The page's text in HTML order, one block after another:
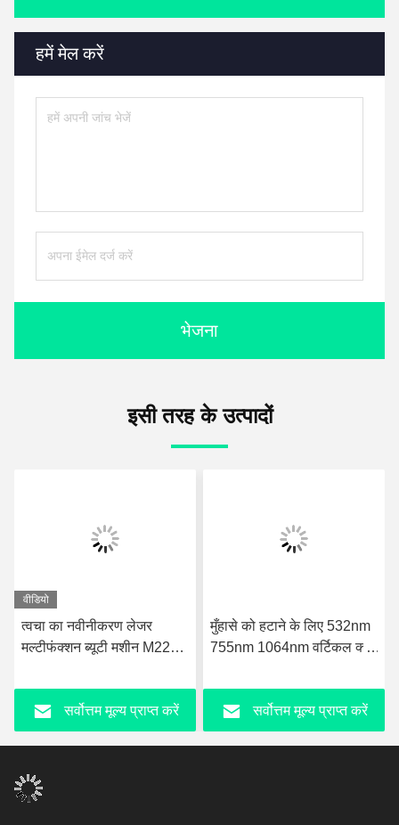
हमें मेल करें
भेजना
इसी तरह के उत्पादों
वीडियो
त्वचा का नवीनीकरण लेजर
मल्टीफंक्शन ब्यूटी मशीन M22
सर्वोत्तम मूल्य प्राप्त करें
मुँहासे को हटाने के लिए 532nm
755nm 1064nm वर्टिकल क्यू
सर्वोत्तम मूल्य प्राप्त करें